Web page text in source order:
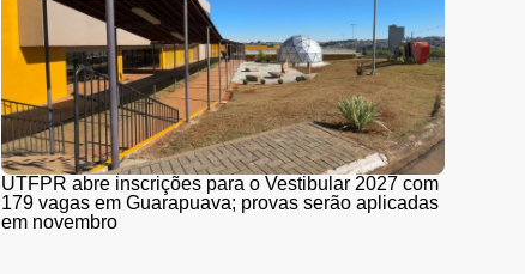
UTFPR abre inscrições para o Vestibular 2027 com
179 vagas em Guarapuava; provas serão aplicadas
em novembro